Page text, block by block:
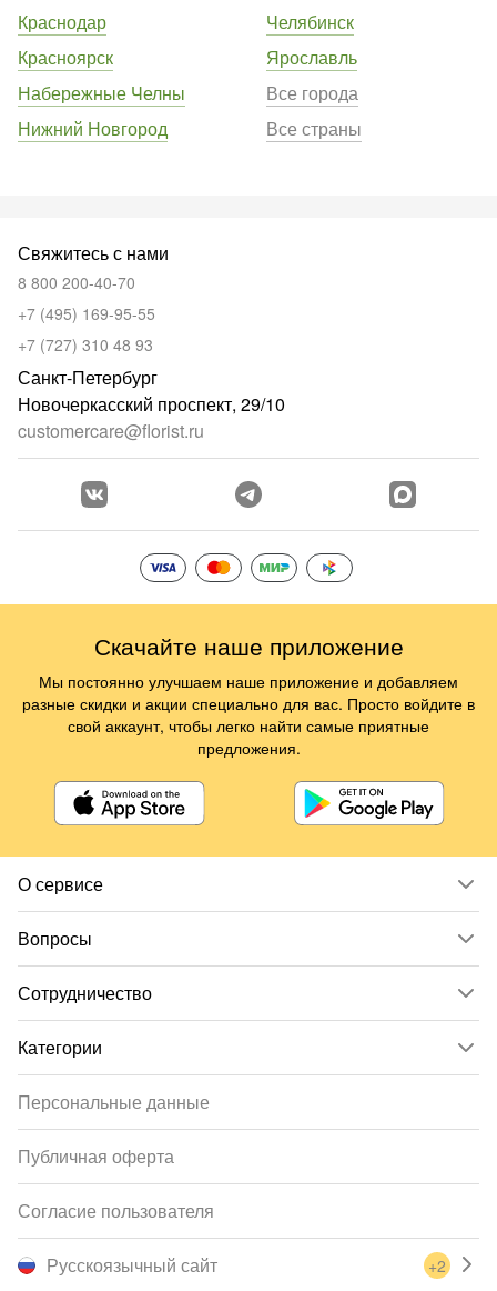
Краснодар
Красноярск
Набережные Челны
Нижний Новгород
Челябинск
Ярославль
Все города
Все страны
О сервисе
Вопросы
Сотрудничество
Категории
Свяжитесь с нами
8 800 200-40-70
+7 (495) 169-95-55
+7 (727) 310 48 93
Санкт-Петербург
Новочеркасский проспект, 29/10
customercare@florist.ru
Русскоязычный сайт +2
Персональные данные
Публичная оферта
Согласие пользователя
Скачайте наше приложение
Мы постоянно улучшаем наше приложение и добавляем
разные скидки и акции специально для вас. Просто войдите в
свой аккаунт, чтобы легко найти самые приятные
предложения.